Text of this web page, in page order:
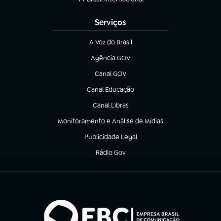
(abre em nova aba)
Serviços
A Voz do Brasil
(abre em nova aba)
Agência GOV
(abre em nova aba)
Canal GOV
(abre em nova aba)
Canal Educação
(abre em nova aba)
Canal Libras
(abre em nova aba)
Monitoramento e Análise de Mídias
(abre em nova aba)
Publicidade Legal
(abre em nova aba)
Rádio Gov
(abre em nova aba)